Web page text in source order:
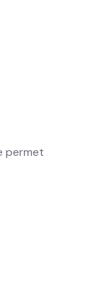
permet